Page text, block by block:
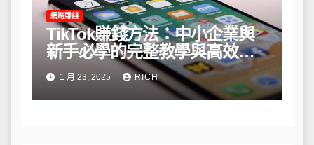
網路賺錢
TikTok賺錢方法：中小企業與
新手必學的完整教學與高效策
略1 月 23, 2025 RICH